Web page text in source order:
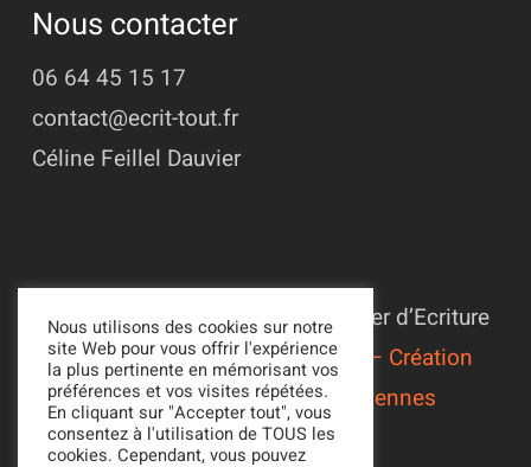
Nous contacter
06 64 45 15 17
contact@ecrit-tout.fr
Céline Feillel Dauvier
© 2022 - 2026 Association L’Atelier d’Ecriture
Suivi du site parAlexandre Ionoff – Création
de sites web et référencement à Rennes
Mentions légales
Nous utilisons des cookies sur notre
site Web pour vous offrir l'expérience
la plus pertinente en mémorisant vos
préférences et vos visites répétées.
En cliquant sur "Accepter tout", vous
consentez à l'utilisation de TOUS les
cookies. Cependant, vous pouvez